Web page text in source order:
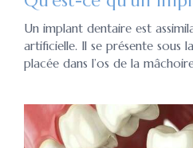
Un implant dentaire est
artificielle. Il se présente sous
placée dans l’os de la